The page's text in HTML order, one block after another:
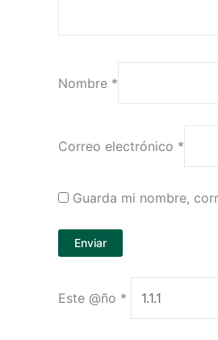
Nombre *
Correo electrónico *
Guarda mi nombre,
Este @ño *